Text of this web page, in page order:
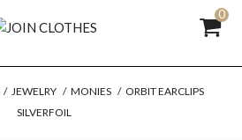
0
/ JEWELRY / MONIES / ORBIT EARCLIPS
SILVERFOIL